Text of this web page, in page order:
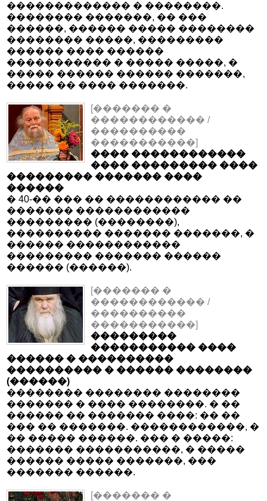
������������� � ��������.
�������� �������, �� ���
������, ������ ����� ��������
�������� �����, ���������
������ ���� ������
����������� � ����� �����, �
����� ������ ������ �������,
����� �� ���� �������.
[������� �
������������ /
����������
�����������]
���� ������������
���� ��������� ����
��������� ������� ����
������
� 40-�� ��� �� ������������ ��
������� ������������
��������� (��������),
���������� ������� �������, �
������ ������������
��������� ������� ������
������ (������).
[������� �
������������ /
����������
�����������]
���������
����������� ����
������ � ����������
���������� � ������ ��������
(������)
�������� �������� ��������
������� � ���� ��������. � ��
������ �� ������� ����: �� ��
��� �� �������. ������������, �
�� ����� ������. ��� � �����:
������� �����������, � �����
������ ����� �������, ���
������� ������.
[������� �